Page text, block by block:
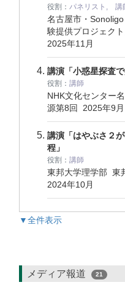
役割： パネリスト, 講
名古屋市・
験提供プロジェク
2025年11月
講演「小惑星探査
役割： 講師
NHK文化センター
源第8回 2025年9月
講演「はやぶさ２
程」
役割： 講師
東邦大学理学部 東
2024年10月
▼全件表示
メディア報道 21